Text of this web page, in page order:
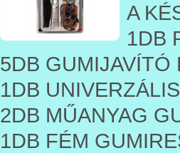
A
1DB
5DB GUMIJAVÍTÓ
1DB
2DB MŰANYAG
1DB FÉM